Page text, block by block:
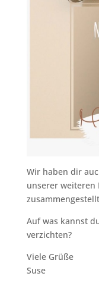
Wir haben dir
unserer
Auf was kannst
verzichten?
Viele Grüße
Suse